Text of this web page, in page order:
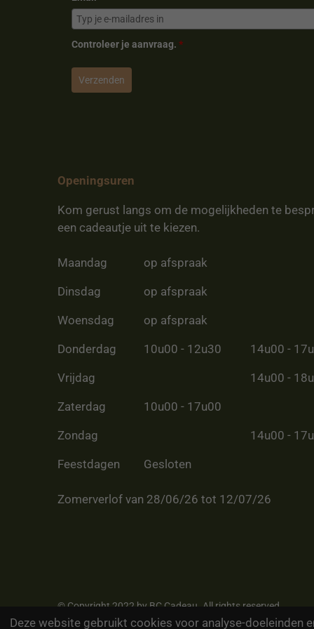
Deze website gebruikt cookies voor analyse-doeleinden
Controleer je aanvraag. *
Verzenden
Openingsuren
Kom gerust langs om de mogelijkheden te
een cadeautje uit te kiezen.
Maandag op afspraak
Dinsdag op afspraak
Woensdag op afspraak
Donderdag 10u00 - 12u30 14u00 -
Vrijdag 14u00 -
Zaterdag 10u00 - 17u00
Zondag 14u00 -
Feestdagen Gesloten
Zomerverlof van 28/06/26 tot 12/07/26
© Copyright 2022 by BC Cadeau. All rights reserved